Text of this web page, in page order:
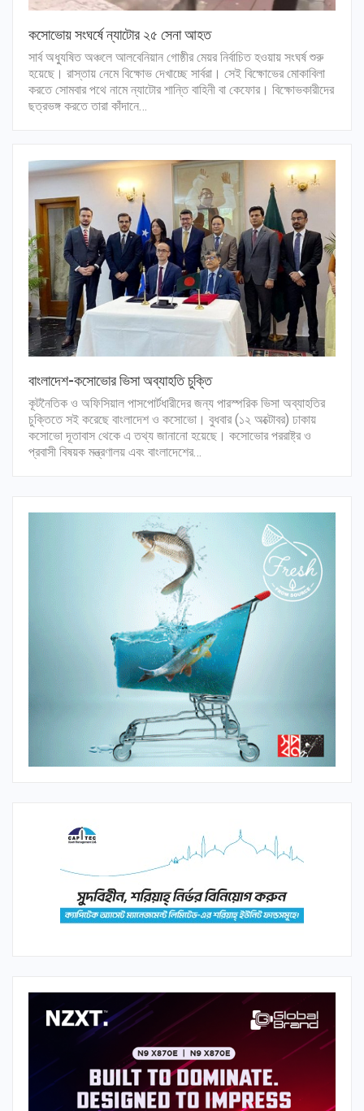
কসোভোয় সংঘর্ষে ন্যাটোর ২৫ সেনা আহত
সার্ব অধ্যুষিত অঞ্চলে আলবেনিয়ান গোষ্ঠীর মেয়র নির্বাচিত হওয়ায় সংঘর্ষ শুরু
হয়েছে। রাস্তায় নেমে বিক্ষোভ দেখাচ্ছে সার্বরা। সেই বিক্ষোভের মোকাবিলা
করতে সোমবার পথে নামে ন্যাটোর শান্তি বাহিনী বা কেফোর। বিক্ষোভকারীদের
ছত্রভঙ্গ করতে তারা কাঁদানে…
বাংলাদেশ-কসোভোর ভিসা অব্যাহতি চুক্তি
কূটনৈতিক ও অফিসিয়াল পাসপোর্টধারীদের জন্য পারস্পরিক ভিসা অব্যাহতির
চুক্তিতে সই করেছে বাংলাদেশ ও কসোভো। বুধবার (১২ অক্টোবর) ঢাকায়
কসোভো দূতাবাস থেকে এ তথ্য জানানো হয়েছে। কসোভোর পররাষ্ট্র ও
প্রবাসী বিষয়ক মন্ত্রণালয় এবং বাংলাদেশের…